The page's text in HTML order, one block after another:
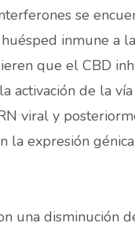
se
inmune a
que el CBD
activación de la
viral y
la expresión
una disminución